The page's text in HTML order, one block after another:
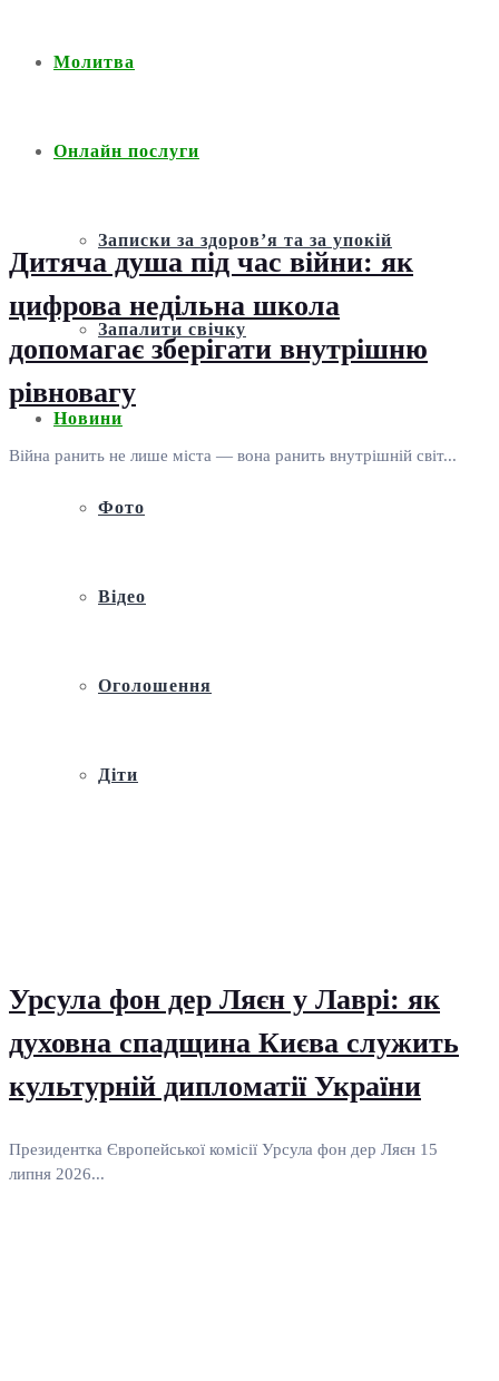
Молитва
Онлайн послуги
Записки за здоров’я та за упокій
Запалити свічку
Новини
Фото
Відео
Оголошення
Діти
Дитяча душа під час війни: як
цифрова недільна школа
допомагає зберігати внутрішню
рівновагу
Війна ранить не лише міста — вона ранить внутрішній світ...
Урсула фон дер Ляєн у Лаврі: як
духовна спадщина Києва служить
культурній дипломатії України
Президентка Європейської комісії Урсула фон дер Ляєн 15
липня 2026...